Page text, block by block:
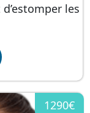
les
1290€